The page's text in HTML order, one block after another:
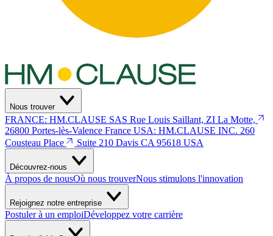
Nous trouver
FRANCE: HM.CLAUSE SAS Rue Louis Saillant, ZI La Motte,
26800 Portes-lès-Valence France USA: HM.CLAUSE INC. 260
Cousteau Place
Suite 210 Davis CA 95618 USA
Découvrez-nous
À propos de nousOù nous trouverNous stimulons l'innovation
Rejoignez notre entreprise
Postuler à un emploiDéveloppez votre carrière